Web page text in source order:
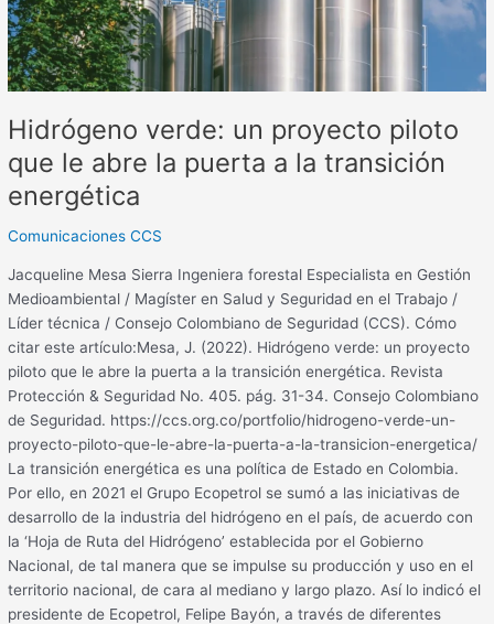
Hidrógeno verde: un proyecto piloto
que le abre la puerta a la transición
energética
Comunicaciones CCS
Jacqueline Mesa Sierra Ingeniera forestal Especialista en Gestión
Medioambiental / Magíster en Salud y Seguridad en el Trabajo /
Líder técnica / Consejo Colombiano de Seguridad (CCS). Cómo
citar este artículo:Mesa, J. (2022). Hidrógeno verde: un proyecto
piloto que le abre la puerta a la transición energética. Revista
Protección & Seguridad No. 405. pág. 31-34. Consejo Colombiano
de Seguridad. https://ccs.org.co/portfolio/hidrogeno-verde-un-
proyecto-piloto-que-le-abre-la-puerta-a-la-transicion-energetica/
La transición energética es una política de Estado en Colombia.
Por ello, en 2021 el Grupo Ecopetrol se sumó a las iniciativas de
desarrollo de la industria del hidrógeno en el país, de acuerdo con
la ‘Hoja de Ruta del Hidrógeno’ establecida por el Gobierno
Nacional, de tal manera que se impulse su producción y uso en el
territorio nacional, de cara al mediano y largo plazo. Así lo indicó el
presidente de Ecopetrol, Felipe Bayón, a través de diferentes
la
puerta
a
transición
energética